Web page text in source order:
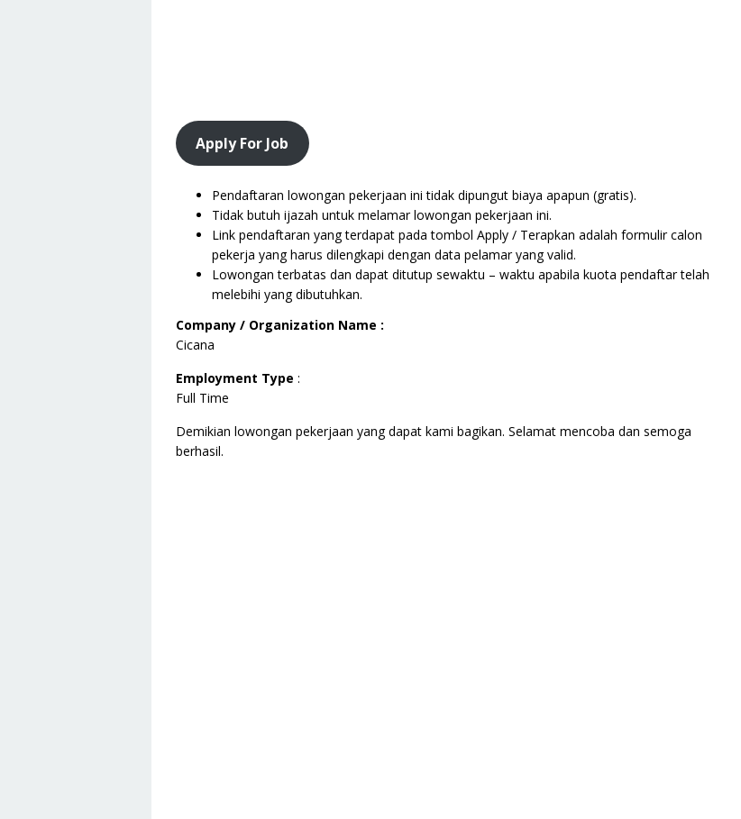
Apply For Job
Pendaftaran lowongan pekerjaan ini tidak dipungut biaya apapun (gratis).
Tidak butuh ijazah untuk melamar lowongan pekerjaan ini.
Link pendaftaran yang terdapat pada tombol Apply / Terapkan adalah formulir calon
pekerja yang harus dilengkapi dengan data pelamar yang valid.
Lowongan terbatas dan dapat ditutup sewaktu – waktu apabila kuota pendaftar telah
melebihi yang dibutuhkan.
Company / Organization Name :
Cicana
Employment Type :
Full Time
Demikian lowongan pekerjaan yang dapat kami bagikan. Selamat mencoba dan semoga
berhasil.